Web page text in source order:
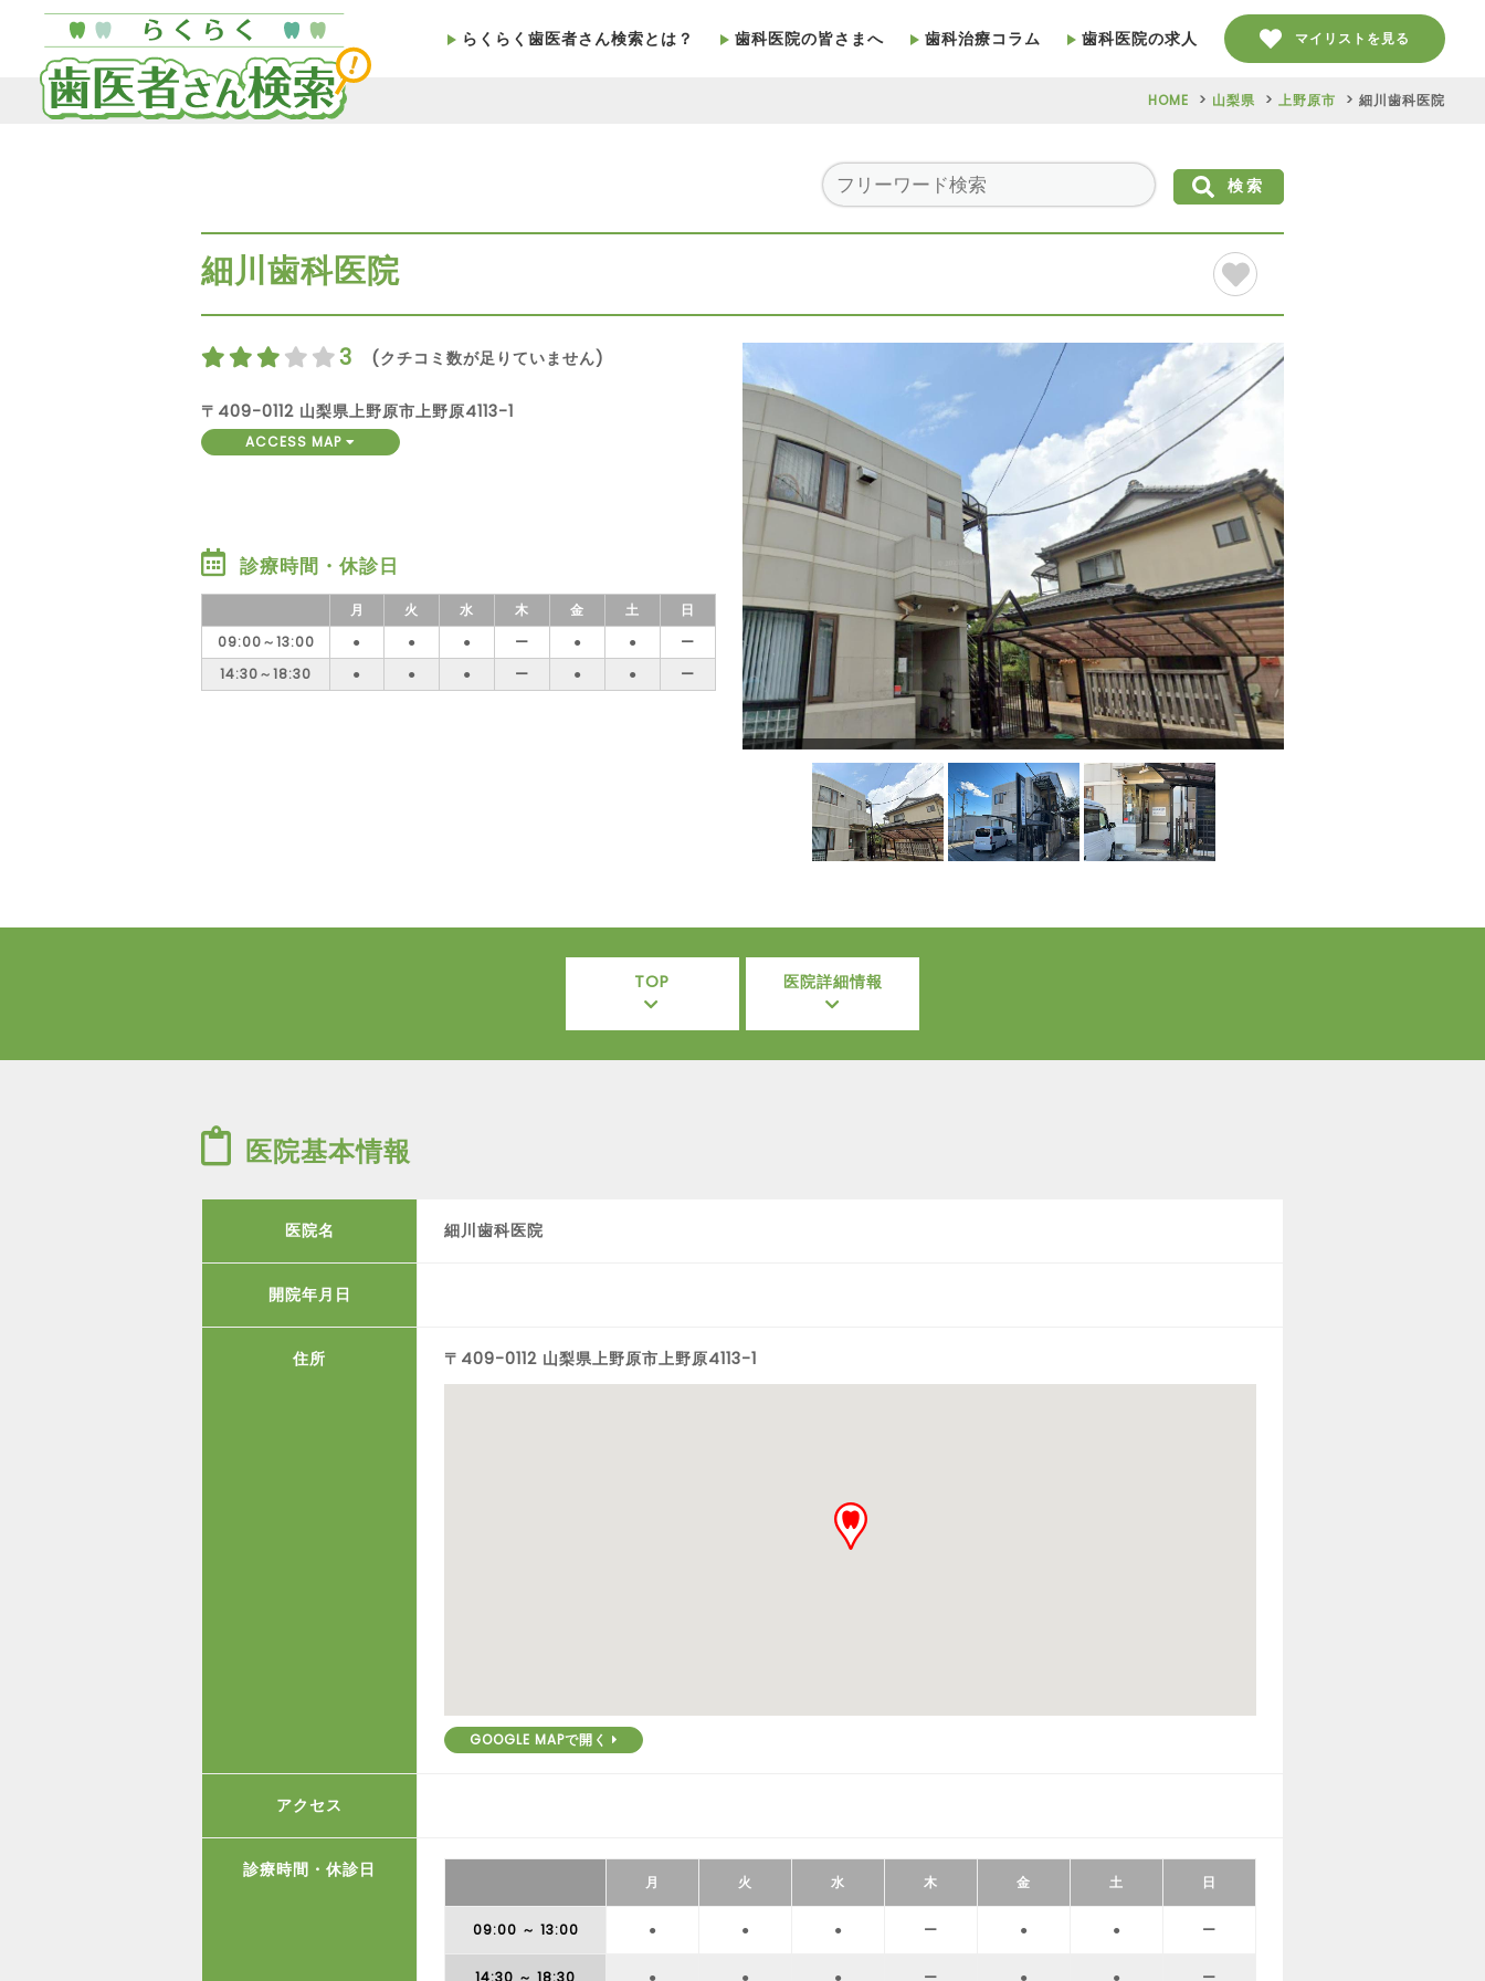
らくらく歯医者さん検索とは？ 歯科医院の皆さまへ 歯科治療コラム 歯科医院の求人 マイリストを見る
HOME 山梨県 上野原市 細川歯科医院
検索
細川歯科医院
3 (クチコミ数が足りていません)
〒409-0112 山梨県上野原市上野原4113-1
ACCESS MAP
診療時間・休診日
月 火 水 木 金 土
日
09:00～13:00
● ● ● ー ● ●
ー
14:30～18:30
● ● ● ー ● ● ー
TOP 医院詳細情報
医院基本情報
医院名 細川歯科医院
開院年月日
住所 〒409-0112 山梨県上野原市上野原4113-1
GOOGLE MAPで開く
アクセス
診療時間・休診日
月 火 水 木 金 土 日
09:00 ～ 13:00 ● ● ● ー ● ● ー
14:30 ～ 18:30 ● ● ● ー ● ● ー